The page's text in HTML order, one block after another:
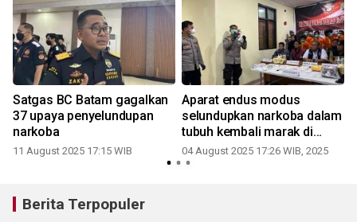
Satgas BC Batam gagalkan
37 upaya penyelundupan
narkoba
11 August 2025 17:15 WIB
Aparat endus modus
selundupkan narkoba dalam
tubuh kembali marak di
Kepri
04 August 2025 17:26 WIB, 2025
Berita Terpopuler